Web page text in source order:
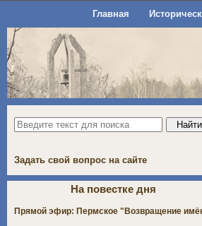
Главная
Задать свой вопрос на сайте
На повестке дня
Прямой эфир: Пермское "Возвращение